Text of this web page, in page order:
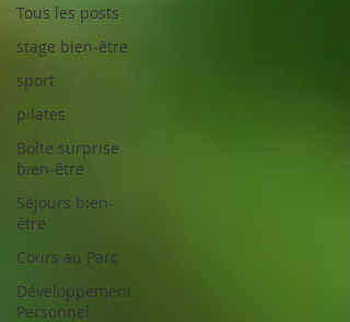
Tous les posts
stage bien-être
sport
pilates
Boîte surprise
bien-être
Séjours bien-
être
Cours au Parc
Développement
Personnel